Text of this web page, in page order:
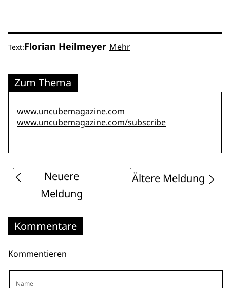
Text:Florian Heilmeyer Mehr
Zum Thema
www.uncubemagazine.com
www.uncubemagazine.com/subscribe
Neuere
Meldung
Ältere Meldung
Kommentare
Kommentieren
Name